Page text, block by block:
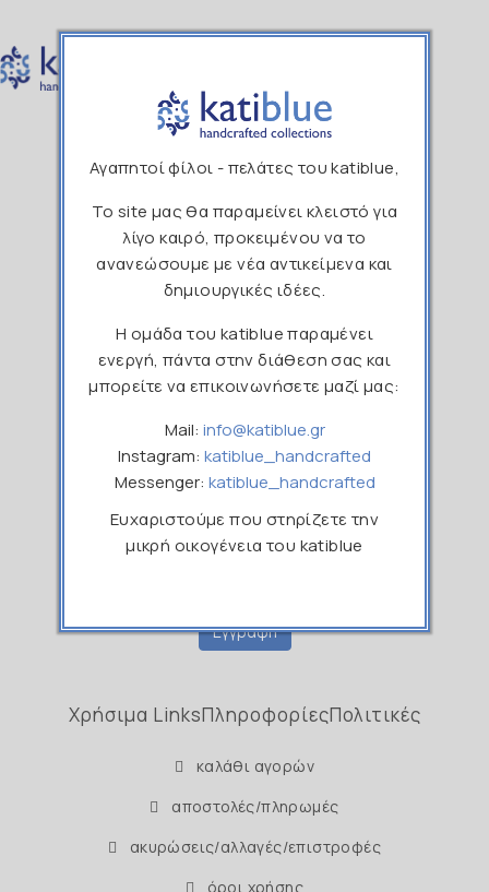
211 1190265
katibluehandcrafted
katiblue_handcrafted
Ονοματεπώνυμο
Email
Εγγραφή
Χρήσιμα LinksΠληροφορίεςΠολιτικές
καλάθι αγορών
αποστολές/πληρωμές
ακυρώσεις/αλλαγές/επιστροφές
όροι χρήσης
Αγαπητοί φίλοι - πελάτες του katiblue,
Το site μας θα παραμείνει κλειστό για
λίγο καιρό, προκειμένου να το
ανανεώσουμε με νέα αντικείμενα και
δημιουργικές ιδέες.
Η ομάδα του katiblue παραμένει
ενεργή, πάντα στην διάθεση σας και
μπορείτε να επικοινωνήσετε μαζί μας:
Mail: info@katiblue.gr
Instagram: katiblue_handcrafted
Messenger: katiblue_handcrafted
Ευχαριστούμε που στηρίζετε την
μικρή οικογένεια του katiblue